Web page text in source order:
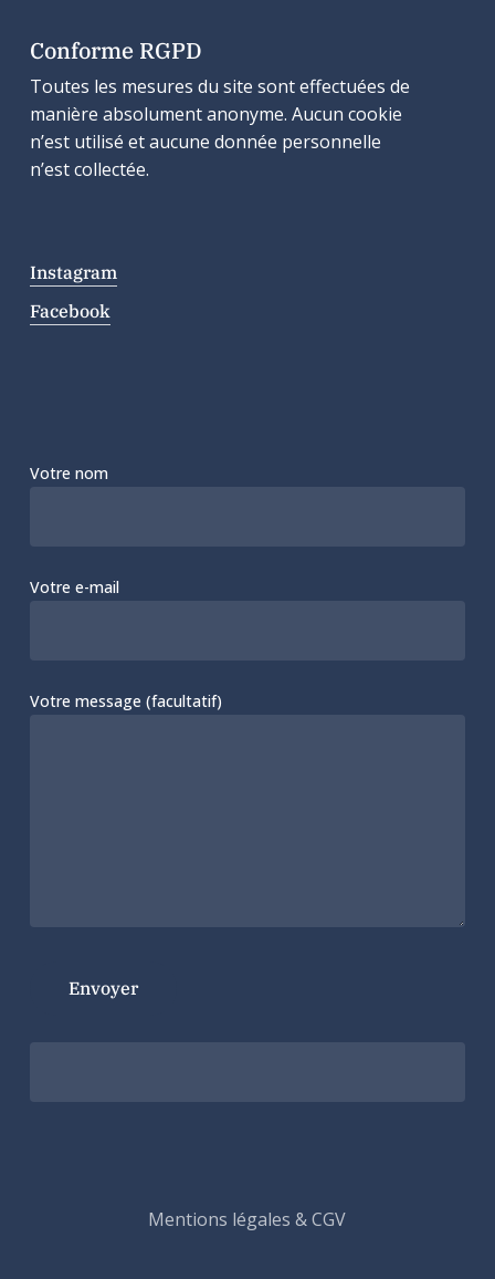
Conforme RGPD
Toutes les mesures du site sont effectuées de
manière absolument anonyme. Aucun cookie
n’est utilisé et aucune donnée personnelle
n’est collectée.
Instagram
Facebook
Votre nom
Votre e-mail
Votre message (facultatif)
Mentions légales & CGV